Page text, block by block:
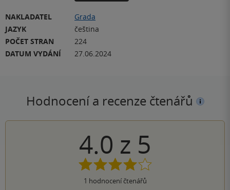
NAKLADATEL
Grada
JAZYK
čeština
POČET STRAN
224
DATUM VYDÁNÍ
27.06.2024
Hodnocení a recenze čtenářů
4.0 z 5
1 hodnocení čtenářů